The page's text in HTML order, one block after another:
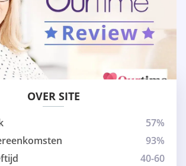
OVER SITE
57%
93%
40-60